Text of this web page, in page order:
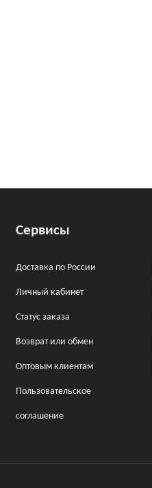
Сервисы
Доставка по России
Личный кабинет
Статус заказа
Возврат или обмен
Оптовым клиентам
Пользовательское
соглашение